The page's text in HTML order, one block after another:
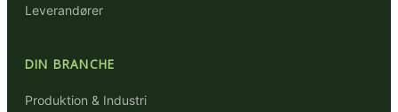
Leverandører
DIN BRANCHE
Produktion & Industri